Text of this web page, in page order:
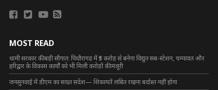
MOST READ
धामी सरकार की बड़ी सौगात: पिथौरागढ़ में ₹5 करोड़ से बनेगा विद्युत सब-स्टेशन, चम्पावत और
हरिद्वार के विकास कार्यों को भी मिली करोड़ों की मंजूरी
जनसुनवाई में डीएम का सख्त संदेश— शिकायतें लंबित रखना बर्दाश्त नहीं होगा